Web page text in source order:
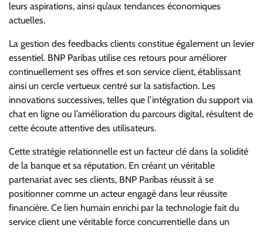
leurs aspirations, ainsi qu’aux tendances économiques
actuelles.
La gestion des feedbacks clients constitue également un levier
essentiel. BNP Paribas utilise ces retours pour améliorer
continuellement ses offres et son service client, établissant
ainsi un cercle vertueux centré sur la satisfaction. Les
innovations successives, telles que l’intégration du support via
chat en ligne ou l’amélioration du parcours digital, résultent de
cette écoute attentive des utilisateurs.
Cette stratégie relationnelle est un facteur clé dans la solidité
de la banque et sa réputation. En créant un véritable
partenariat avec ses clients, BNP Paribas réussit à se
positionner comme un acteur engagé dans leur réussite
financière. Ce lien humain enrichi par la technologie fait du
service client une véritable force concurrentielle dans un